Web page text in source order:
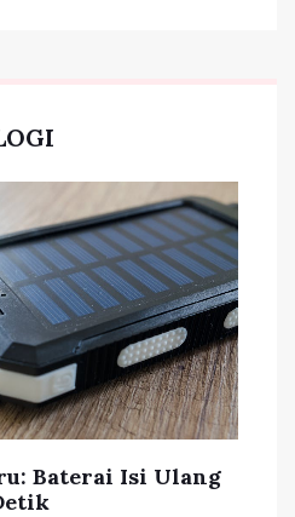
Baterai Isi Ulang